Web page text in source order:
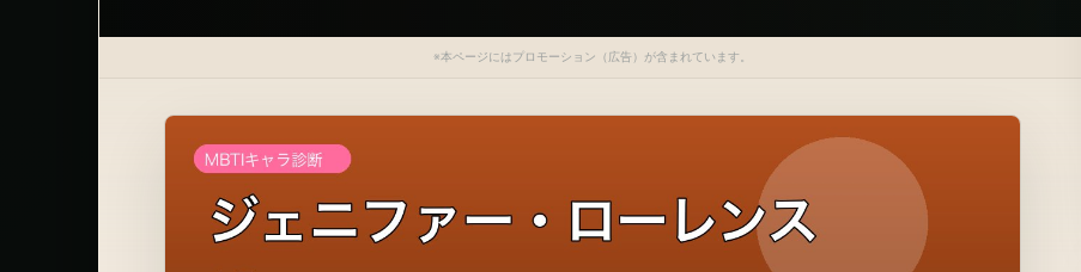
※本ページにはプロモーション（広告）が含まれています。